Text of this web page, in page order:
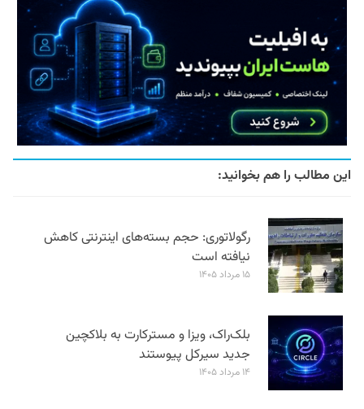
این مطالب را هم بخوانید:
رگولاتوری: حجم بسته‌های اینترنتی کاهش
نیافته است
۱۵ مرداد ۱۴۰۵
بلک‌راک، ویزا و مسترکارت به بلاکچین
جدید سیرکل پیوستند
۱۴ مرداد ۱۴۰۵